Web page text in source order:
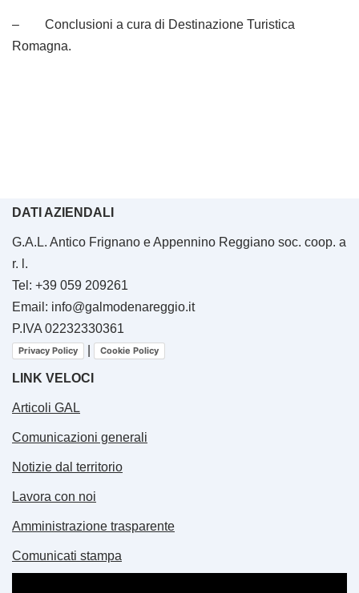
– Conclusioni a cura di Destinazione Turistica
Romagna.
DATI AZIENDALI
G.A.L. Antico Frignano e Appennino Reggiano soc. coop. a
r. l.
Tel: +39 059 209261
Email: info@galmodenareggio.it
P.IVA 02232330361
Privacy Policy Cookie Policy
LINK VELOCI
Articoli GAL
Comunicazioni generali
Notizie dal territorio
Lavora con noi
Amministrazione trasparente
Comunicati stampa